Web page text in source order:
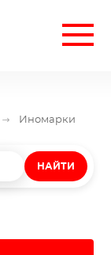
Иномарки
НАЙТИ